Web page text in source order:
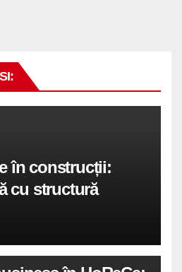
în construcții:
cu structură